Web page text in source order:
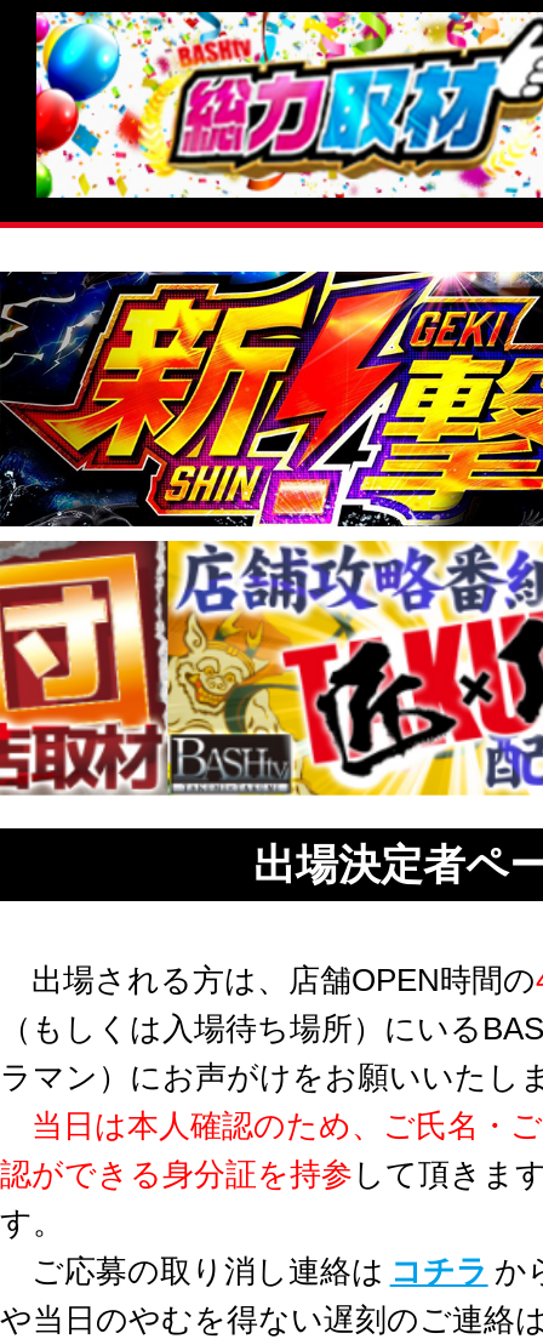
出場決定者ペ
出場される方は、店舗OPEN時間の
（もしくは入場待ち場所）にいる
ラマン）にお声がけをお願いいたし
当日は本人確認のため、ご氏名・
認ができる身分証を持参 して頂きま
す。
ご応募の取り消し連絡は コチラ か
や当日のやむを得ない遅刻のご連絡